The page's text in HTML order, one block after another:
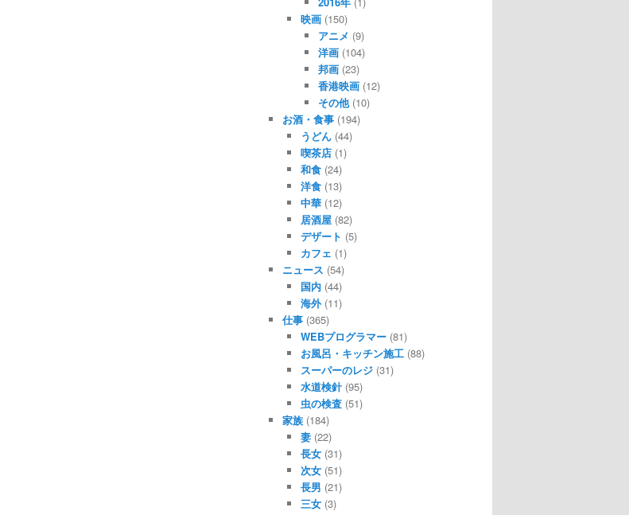
映画(150)
アニメ (9)
洋画 (104)
邦画 (23)
香港映画 (12)
その他(10)
お酒・食事 (194)
うどん(44)
喫茶店(1)
和食(24)
洋食(13)
中華(12)
居酒屋(82)
デザート (5)
カフェ (1)
ニュース (54)
国内(44)
海外(11)
仕事 (365)
WEBプログラマー(81)
お風呂・キッチン施工(88)
スーパーのレジ(31)
水道検針(95)
虫の検査(51)
家族 (184)
妻(22)
長女(31)
次女(51)
長男 (21)
三女(3)